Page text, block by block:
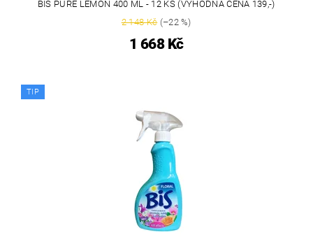
BIS PURE LEMON 400 ML - 12 KS (VÝHODNÁ CENA 139,-)
2 148 Kč(–22 %)
1 668 Kč
TIP